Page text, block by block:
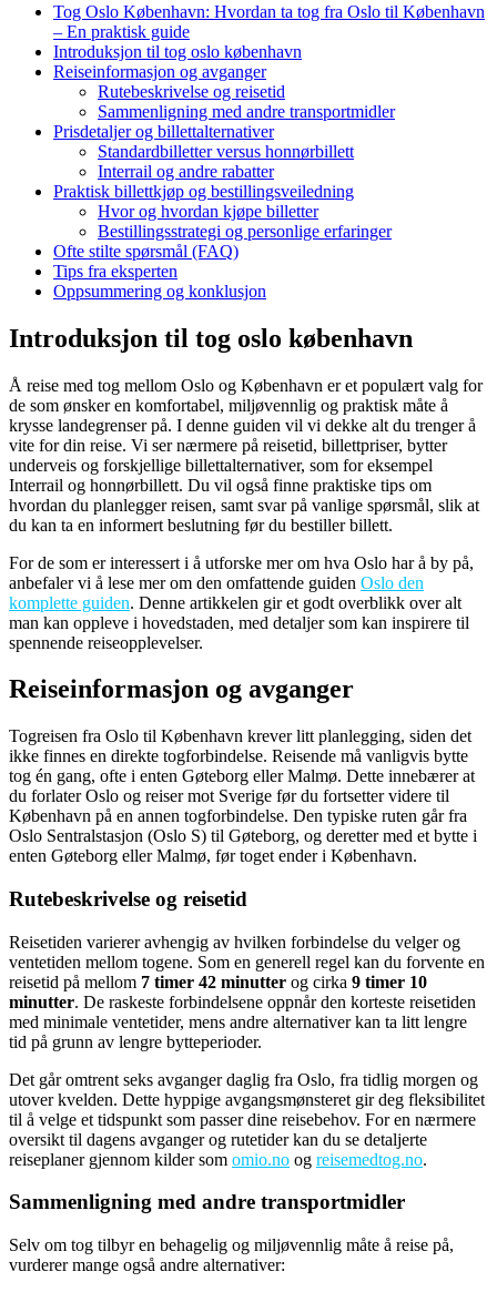
Tog Oslo København: Hvordan ta tog fra Oslo til København
– En praktisk guide
Introduksjon til tog oslo københavn
Reiseinformasjon og avganger
Rutebeskrivelse og reisetid
Sammenligning med andre transportmidler
Prisdetaljer og billettalternativer
Standardbilletter versus honnørbillett
Interrail og andre rabatter
Praktisk billettkjøp og bestillingsveiledning
Hvor og hvordan kjøpe billetter
Bestillingsstrategi og personlige erfaringer
Ofte stilte spørsmål (FAQ)
Tips fra eksperten
Oppsummering og konklusjon
Introduksjon til tog oslo københavn
Å reise med tog mellom Oslo og København er et populært valg for
de som ønsker en komfortabel, miljøvennlig og praktisk måte å
krysse landegrenser på. I denne guiden vil vi dekke alt du trenger å
vite for din reise. Vi ser nærmere på reisetid, billettpriser, bytter
underveis og forskjellige billettalternativer, som for eksempel
Interrail og honnørbillett. Du vil også finne praktiske tips om
hvordan du planlegger reisen, samt svar på vanlige spørsmål, slik at
du kan ta en informert beslutning før du bestiller billett.
For de som er interessert i å utforske mer om hva Oslo har å by på,
anbefaler vi å lese mer om den omfattende guiden Oslo den
komplette guiden. Denne artikkelen gir et godt overblikk over alt
man kan oppleve i hovedstaden, med detaljer som kan inspirere til
spennende reiseopplevelser.
Reiseinformasjon og avganger
Togreisen fra Oslo til København krever litt planlegging, siden det
ikke finnes en direkte togforbindelse. Reisende må vanligvis bytte
tog én gang, ofte i enten Gøteborg eller Malmø. Dette innebærer at
du forlater Oslo og reiser mot Sverige før du fortsetter videre til
København på en annen togforbindelse. Den typiske ruten går fra
Oslo Sentralstasjon (Oslo S) til Gøteborg, og deretter med et bytte i
enten Gøteborg eller Malmø, før toget ender i København.
Rutebeskrivelse og reisetid
Reisetiden varierer avhengig av hvilken forbindelse du velger og
ventetiden mellom togene. Som en generell regel kan du forvente en
reisetid på mellom 7 timer 42 minutter og cirka 9 timer 10
minutter. De raskeste forbindelsene oppnår den korteste reisetiden
med minimale ventetider, mens andre alternativer kan ta litt lengre
tid på grunn av lengre bytteperioder.
Det går omtrent seks avganger daglig fra Oslo, fra tidlig morgen og
utover kvelden. Dette hyppige avgangsmønsteret gir deg fleksibilitet
til å velge et tidspunkt som passer dine reisebehov. For en nærmere
oversikt til dagens avganger og rutetider kan du se detaljerte
reiseplaner gjennom kilder som omio.no og reisemedtog.no.
Sammenligning med andre transportmidler
Selv om tog tilbyr en behagelig og miljøvennlig måte å reise på,
vurderer mange også andre alternativer: